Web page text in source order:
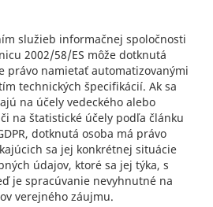
služieb informačnej spoločnosti
2002/58/ES môže dotknutá
právo namietať automatizovanými
technických špecifikácií. Ak sa
na účely vedeckého alebo
na štatistické účely podľa článku
dotknutá osoba má právo
sa jej konkrétnej situácie
údajov, ktoré sa jej týka, s
je spracúvanie nevyhnutné na
verejného záujmu.